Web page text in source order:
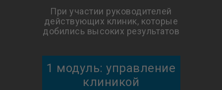
При участии руководителей
действующих клиник, которые
добились высоких результатов
1 модуль: управление
клиникой